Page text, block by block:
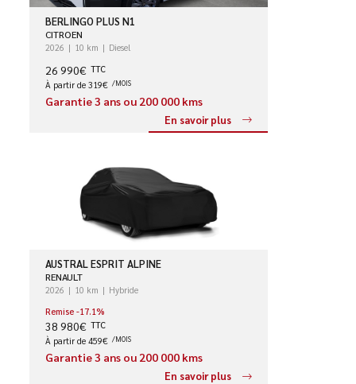
BERLINGO PLUS N1
CITROEN
2026 10 km Diesel
26 990€ TTC
À partir de 319€ /MOIS
Garantie 3 ans ou 200 000 kms
En savoir plus
AUSTRAL ESPRIT ALPINE
RENAULT
2026 10 km
Hybride
Remise -17.1%
38 980€ TTC
À partir de 459€ /MOIS
Garantie 3 ans ou 200 000 kms
En savoir plus